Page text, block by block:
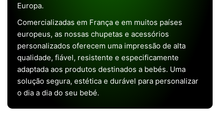
Europa.
Comercializadas em França e em muitos países
europeus, as nossas chupetas e acessórios
personalizados oferecem uma impressão de alta
qualidade, fiável, resistente e especificamente
adaptada aos produtos destinados a bebés. Uma
solução segura, estética e durável para personalizar
o dia a dia do seu bebé.